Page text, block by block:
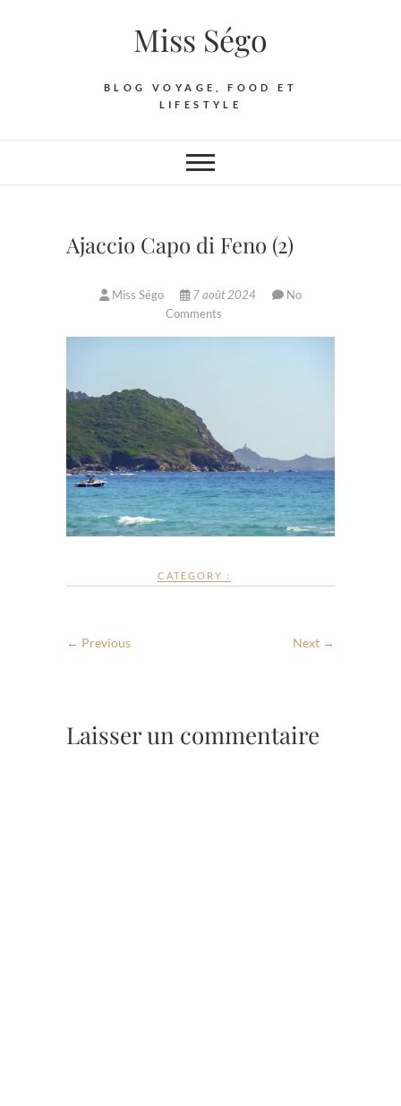
Miss Ségo
BLOG VOYAGE, FOOD ET
LIFESTYLE
Ajaccio Capo di Feno (2)
Miss Ségo 7 août 2024
No
Comments
CATEGORY :
← Previous Next →
Laisser un commentaire